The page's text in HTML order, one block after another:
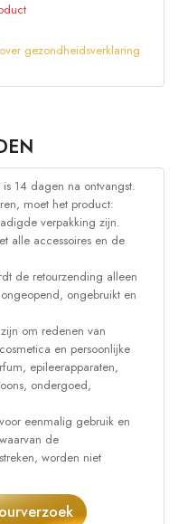
gezondheidsverklaring
14 dagen na ontvangst.
moet het product:
verpakking zijn.
alle accessoires en de
de retourzending alleen
ongebruikt en
om redenen van
en persoonlijke
epileerapparaten,
ondergoed,
eenmalig gebruik en
de
worden niet